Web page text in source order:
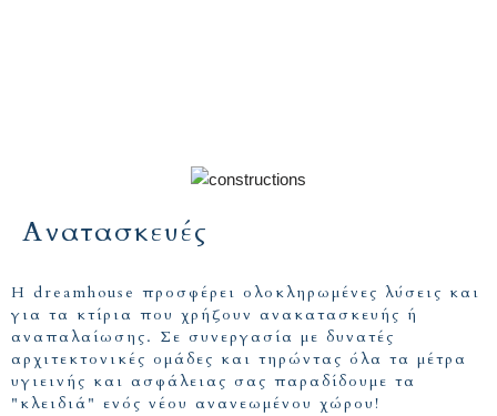
Ανατασκευές
Η dreamhouse προσφέρει ολοκληρωμένες λύσεις και
για τα κτίρια που χρήζουν ανακατασκευής ή
αναπαλαίωσης. Σε συνεργασία με δυνατές
αρχιτεκτονικές ομάδες και τηρώντας όλα τα μέτρα
υγιεινής και ασφάλειας σας παραδίδουμε τα
"κλειδιά" ενός νέου ανανεωμένου χώρου!